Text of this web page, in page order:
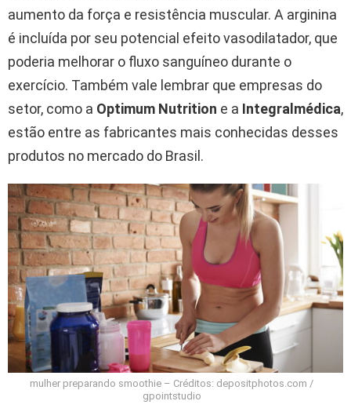
aumento da força e resistência muscular. A arginina
é incluída por seu potencial efeito vasodilatador, que
poderia melhorar o fluxo sanguíneo durante o
exercício. Também vale lembrar que empresas do
setor, como a Optimum Nutrition e a Integralmédica,
estão entre as fabricantes mais conhecidas desses
produtos no mercado do Brasil.
mulher preparando smoothie – Créditos: depositphotos.com /
gpointstudio